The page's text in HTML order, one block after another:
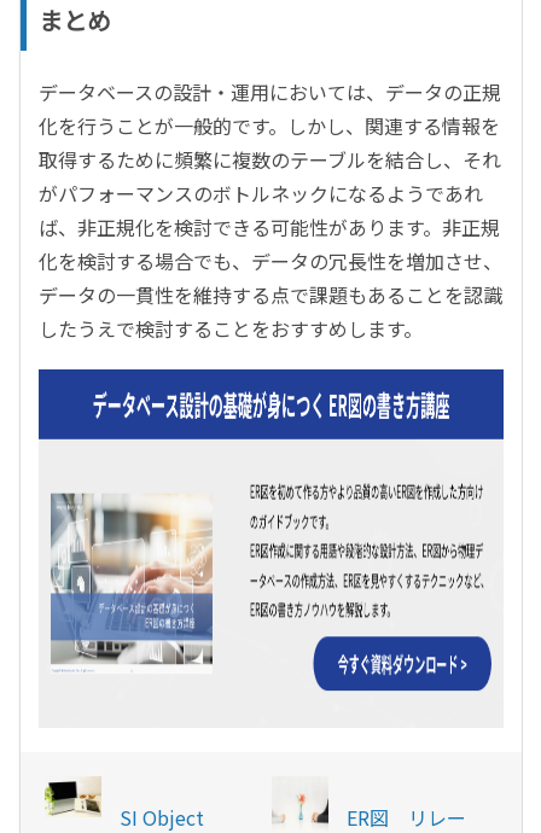
まとめ
データベースの設計・運用においては、データの正規
化を行うことが一般的です。しかし、関連する情報を
取得するために頻繁に複数のテーブルを結合し、それ
がパフォーマンスのボトルネックになるようであれ
ば、非正規化を検討できる可能性があります。非正規
化を検討する場合でも、データの冗長性を増加させ、
データの一貫性を維持する点で課題もあることを認識
したうえで検討することをおすすめします。
SI Object
ER図 リレー